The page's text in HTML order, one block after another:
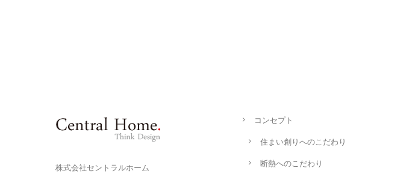
株式会社セントラルホーム
コンセプト
住まい創りへのこだわり
断熱へのこだわり